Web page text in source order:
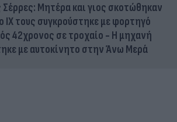
Σέρρες: Μητέρα και γιος σκοτώθηκαν
ΙΧ τους συγκρούστηκε με φορτηγό
42χρονος σε τροχαίο - Η μηχανή
με αυτοκίνητο στην Άνω Μερά